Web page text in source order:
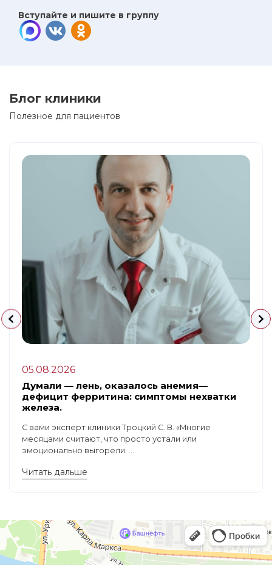
Вступайте и пишите в группу
Блог клиники
Полезное для пациентов
05.08.2026
Думали — лень, оказалось анемия—
дефицит ферритина: симптомы нехватки
железа.
С вами эксперт клиники Троцкий С. В. «Многие
месяцами считают, что просто устали или
эмоционально выгорели. ...
Читать дальше